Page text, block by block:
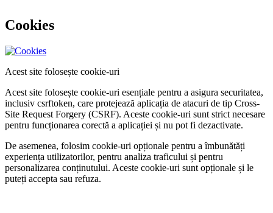
Cookies
Acest site folosește cookie-uri
Acest site folosește cookie-uri esențiale pentru a asigura securitatea,
inclusiv csrftoken, care protejează aplicația de atacuri de tip Cross-
Site Request Forgery (CSRF). Aceste cookie-uri sunt strict necesare
pentru funcționarea corectă a aplicației și nu pot fi dezactivate.
De asemenea, folosim cookie-uri opționale pentru a îmbunătăți
experiența utilizatorilor, pentru analiza traficului și pentru
personalizarea conținutului. Aceste cookie-uri sunt opționale și le
puteți accepta sau refuza.